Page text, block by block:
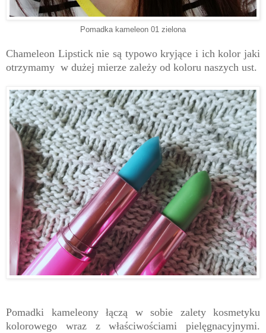
Pomadka kameleon 01 zielona
Chameleon Lipstick nie są typowo kryjące i ich kolor jaki
otrzymamy w dużej mierze zależy od koloru naszych ust.
Pomadki kameleony łączą w sobie zalety kosmetyku
kolorowego wraz z właściwościami pielęgnacyjnymi.